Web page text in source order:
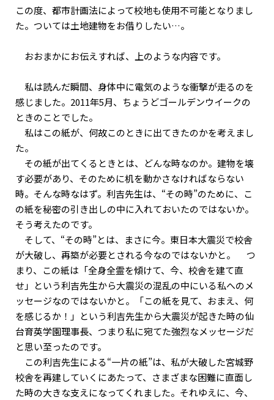
この度、都市計画法によって校地も使用不可能となりまし
た。ついては土地建物をお借りしたい…。
おおまかにお伝えすれば、上のような内容です。
私は読んだ瞬間、身体中に電気のような衝撃が走るのを
感じました。2011年5月、ちょうどゴールデンウイークの
ときのことでした。
私はこの紙が、何故このときに出てきたのかを考えまし
た。
その紙が出てくるときとは、どんな時なのか。建物を壊
す必要があり、そのために机を動かさなければならない
時。そんな時なはず。利吉先生は、“その時”のために、こ
の紙を秘密の引き出しの中に入れておいたのではないか。
そう考えたのです。
そして、“その時”とは、まさに今。東日本大震災で校舎
が大破し、再築が必要とされる今なのではないかと。 つ
まり、この紙は「全身全霊を傾けて、今、校舎を建て直
せ」という利吉先生から大震災の混乱の中にいる私へのメ
ッセージなのではないかと。「この紙を見て、おまえ、何
を感じるか！」という利吉先生から大震災が起きた時の仙
台育英学園理事長、つまり私に宛てた強烈なメッセージだ
と思い至ったのです。
この利吉先生による“一片の紙”は、私が大破した宮城野
校舎を再建していくにあたって、さまざまな困難に直面し
た時の大きな支えになってくれました。それゆえに、今、